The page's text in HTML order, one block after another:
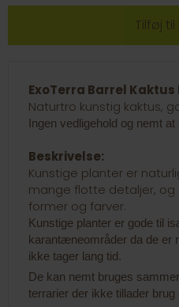
ExoTerra Barrel Kaktus
Naturtro kunstig kaktus,
Ingen vedligehold og nemt
Beskrivelse:
Kunstige planter er
mange flotte detaljer,
former og farver.
Kunstige planter er gode til
karantæneområder da de er
ikke tager lang tid.
De kan nemt bruges
terrarier der ikke tillader brug